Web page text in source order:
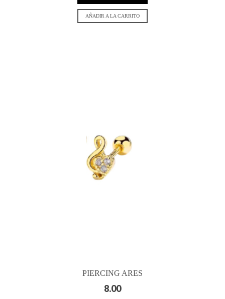
AÑADIR A LA CARRITO
PIERCING ARES
8.00